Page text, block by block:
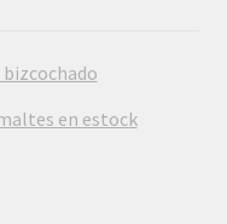
en estock